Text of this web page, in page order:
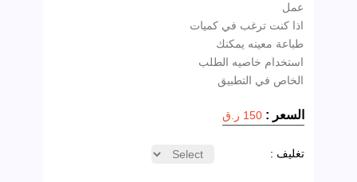
اذا كنت ترغب في كميات
طباعة معينه يمكنك
استخدام خاصيه الطلب
الخاص في التطبيق
السعر :150 ر.ق
تغليف :